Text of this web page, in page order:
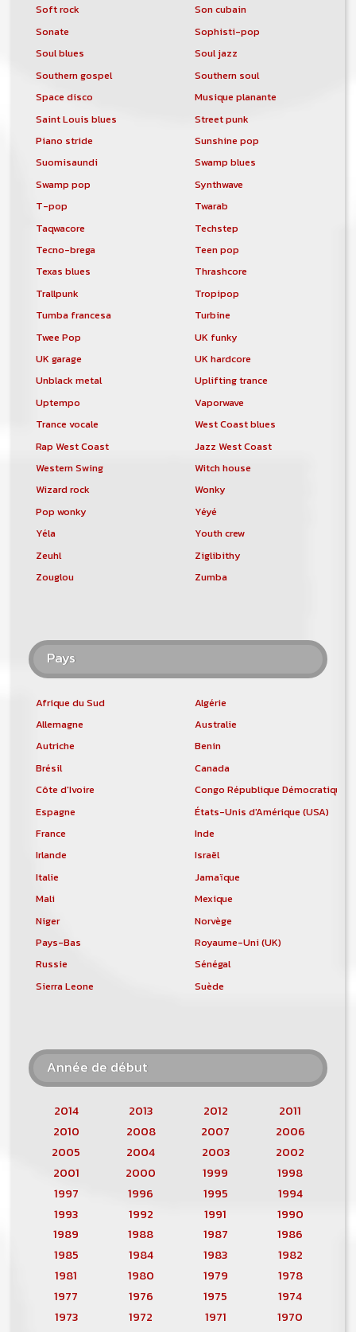
Soft rock
Son cubain
Sonate
Sophisti-pop
Soul blues
Soul jazz
Southern gospel
Southern soul
Space disco
Musique planante
Saint Louis blues
Street punk
Piano stride
Sunshine pop
Suomisaundi
Swamp blues
Swamp pop
Synthwave
T-pop
Twarab
Taqwacore
Techstep
Tecno-brega
Teen pop
Texas blues
Thrashcore
Trallpunk
Tropipop
Tumba francesa
Turbine
Twee Pop
UK funky
UK garage
UK hardcore
Unblack metal
Uplifting trance
Uptempo
Vaporwave
Trance vocale
West Coast blues
Rap West Coast
Jazz West Coast
Western Swing
Witch house
Wizard rock
Wonky
Pop wonky
Yéyé
Yéla
Youth crew
Zeuhl
Ziglibithy
Zouglou
Zumba
Pays
Afrique du Sud
Algérie
Allemagne
Australie
Autriche
Benin
Brésil
Canada
Côte d'Ivoire
Congo République Démocratique
Espagne
États-Unis d'Amérique (USA)
France
Inde
Irlande
Israël
Italie
Jamaïque
Mali
Mexique
Niger
Norvège
Pays-Bas
Royaume-Uni (UK)
Russie
Sénégal
Sierra Leone
Suède
Année de début
2014 2013 2012
2011
2010
2008 2007
2006
2005
2004 2003
2002
2001
2000 1999
1998
1997
1996 1995
1994
1993
1992 1991
1990
1989
1988 1987
1986
1985
1984 1983
1982
1981
1980 1979
1978
1977
1976 1975
1974
1973
1972 1971
1970